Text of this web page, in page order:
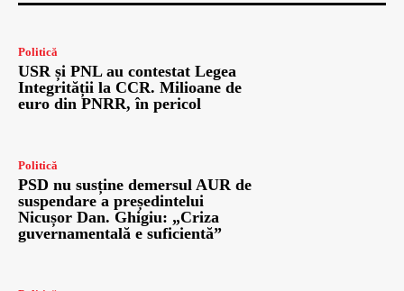
Politică
USR și PNL au contestat Legea
Integrității la CCR. Milioane de
euro din PNRR, în pericol
Politică
PSD nu susține demersul AUR de
suspendare a președintelui
Nicușor Dan. Ghigiu: „Criza
guvernamentală e suficientă”